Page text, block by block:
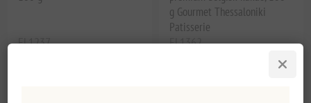
EL1237
g Gourmet Thessaloniki
Patisserie
EL1362